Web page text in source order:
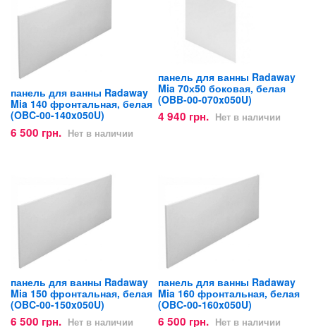
панель для ванны Radaway
Mia 140 фронтальная, белая
(OBC-00-140x050U)
6 500 грн. Нет в наличии
панель для ванны Radaway
Mia 70х50 боковая, белая
(OBB-00-070x050U)
4 940 грн. Нет в наличии
панель для ванны Radaway
Mia 150 фронтальная, белая
(OBC-00-150x050U)
6 500 грн. Нет в наличии
панель для ванны Radaway
Mia 160 фронтальная, белая
(OBC-00-160x050U)
6 500 грн. Нет в наличии